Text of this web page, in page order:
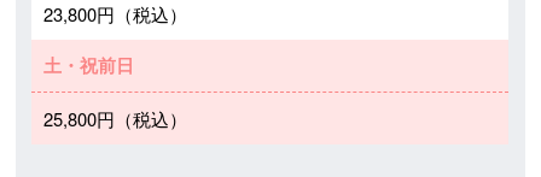
23,800円（税込）
土・祝前日
25,800円（税込）